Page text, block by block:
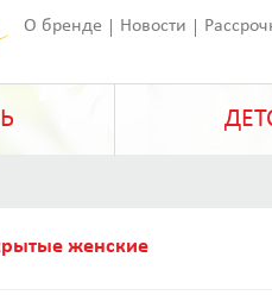
О бренде Новости
женские